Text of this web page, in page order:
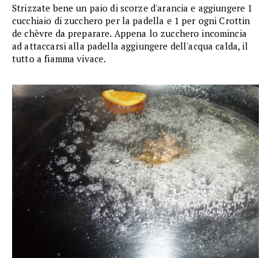
Strizzate bene un paio di scorze d'arancia e aggiungere 1
cucchiaio di zucchero per la padella e 1 per ogni Crottin
de chèvre da preparare. Appena lo zucchero incomincia
ad attaccarsi alla padella aggiungere dell'acqua calda, il
tutto a fiamma vivace.